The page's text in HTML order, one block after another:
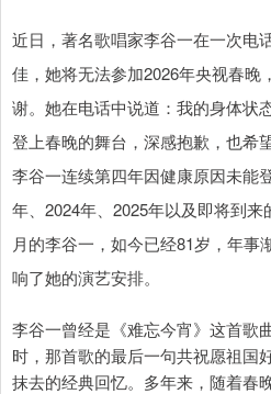
近日，著名歌唱家李谷一在一次电
佳，她将无法参加2026年央视春晚
谢。她在电话中说道：我的身体状
登上春晚的舞台，深感抱歉，也希
李谷一连续第四年因健康原因未能
年、2024年、2025年以及即将到来
月的李谷一，如今已经81岁，年事
响了她的演艺安排。
李谷一曾经是《难忘今宵》这首歌
时，那首歌的最后一句共祝愿祖国
抹去的经典回忆。多年来，随着春